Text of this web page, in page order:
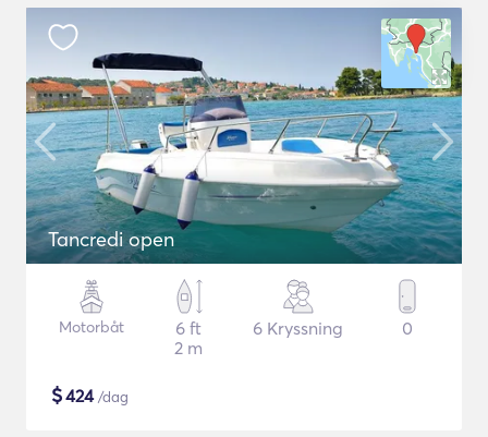
Tancredi open
Motorbåt
6 ft
2 m
6 Kryssning 0
$424/dag